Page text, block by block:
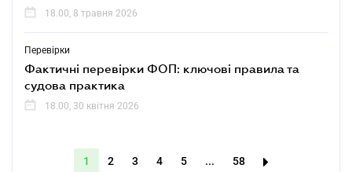
18.00, 8 травня 2026
Перевірки
Фактичні перевірки ФОП: ключові правила та
судова практика
18.00, 30 квітня 2026
1 2 3 4 5 ... 58